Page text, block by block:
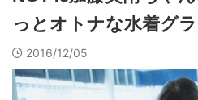
っとオトナな水着グラ
2016/12/05